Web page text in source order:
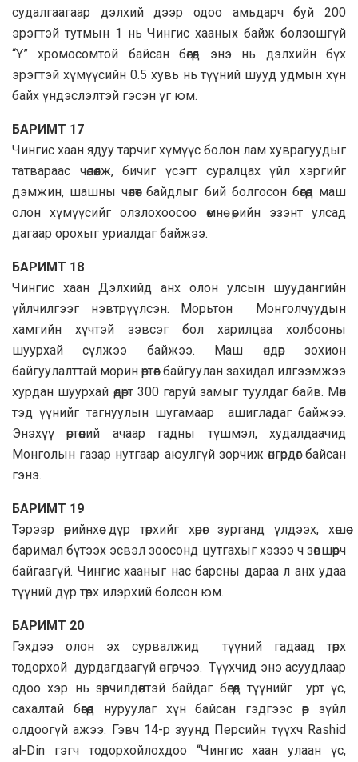
судалгаагаар дэлхий дээр одоо амьдарч буй 200
эрэгтэй тутмын 1 нь Чингис хааных байж болзошгүй
“Y” хромосомтой байсан бөгөөд энэ нь дэлхийн бүх
эрэгтэй хүмүүсийн 0.5 хувь нь түүний шууд удмын хүн
байх үндэслэлтэй гэсэн үг юм.
БАРИМТ 17
Чингис хаан ядуу тарчиг хүмүүс болон лам хуврагуудыг
татвараас чөлөөлж, бичиг үсэгт суралцах үйл хэргийг
дэмжин, шашны чөлөөт байдлыг бий болгосон бөгөөд маш
олон хүмүүсийг олзлохоосоо өмнө өөрийн эзэнт улсад
дагаар орохыг уриалдаг байжээ.
БАРИМТ 18
Чингис хаан Дэлхийд анх олон улсын шуудангийн
үйлчилгээг нэвтрүүлсэн. Морьтон Монголчуудын
хамгийн хүчтэй зэвсэг бол харилцаа холбооны
шуурхай сүлжээ байжээ. Маш өндөр зохион
байгуулалттай морин өртөөг байгуулан захидал илгээмжээ
хурдан шуурхай өдөрт 300 гаруй замыг туулдаг байв. Мөн
тэд үүнийг тагнуулын шугамаар ашигладаг байжээ.
Энэхүү өртөөний ачаар гадны түшмэл, худалдаачид
Монголын газар нутгаар аюулгүй зорчиж өнгөрдөг байсан
гэнэ.
БАРИМТ 19
Тэрээр өөрийнхөө дүр төрхийг хөрөг зурганд үлдээх, хөшөө
баримал бүтээх эсвэл зоосонд цутгахыг хэзээ ч зөвшөөрч
байгаагүй. Чингис хааныг нас барсны дараа л анх удаа
түүний дүр төрх илэрхий болсон юм.
БАРИМТ 20
Гэхдээ олон эх сурвалжид түүний гадаад төрх
тодорхой дурдагдаагүй өнгөрчээ. Түүхчид энэ асуудлаар
одоо хэр нь зөрчилдөөнтэй байдаг бөгөөд түүнийг урт үс,
сахалтай бөгөөд нуруулаг хүн байсан гэдгээс өөр зүйл
олдоогүй ажээ. Гэвч 14-р зуунд Персийн түүхч Rashid
al-Din гэгч тодорхойлохдоо “Чингис хаан улаан үс,